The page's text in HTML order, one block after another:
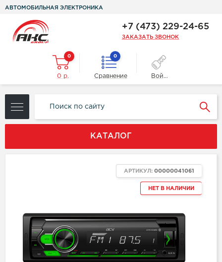
АВТОМОБИЛЬНАЯ ЭЛЕКТРОНИКА
+7 (473) 229-24-65
ЗАКАЗАТЬ ЗВОНОК
0
0 р.
0
Сравнение Войти
КАТАЛОГ
НЕТ В НАЛИЧИИ
АРТИКУЛ: 00000041061